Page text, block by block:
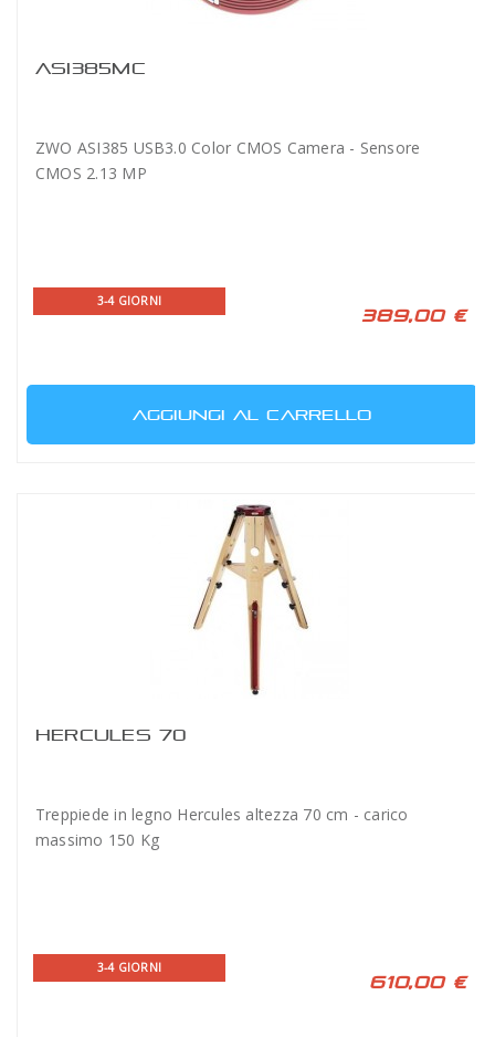
ASI385MC
ZWO ASI385 USB3.0 Color CMOS Camera - Sensore
CMOS 2.13 MP
3-4 GIORNI
389,00 €
AGGIUNGI AL CARRELLO
HERCULES 70
Treppiede in legno Hercules altezza 70 cm - carico
massimo 150 Kg
3-4 GIORNI
610,00 €